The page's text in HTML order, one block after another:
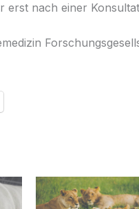
erst nach einer